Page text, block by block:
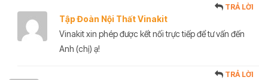
Tập Đoàn Nội Thất Vinakit
TRẢ LỜI
Vinakit xin phép được kết nối trực tiếp để tư vấn đến
Anh (chị) ạ!
TRẢ LỜI